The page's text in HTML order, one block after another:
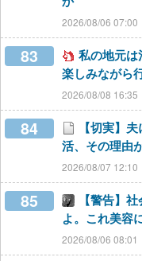
2026/08/06 07:00
83
私の地元
楽しみながら
2026/08/08 16:35
84
【切実】
活、その理由
2026/08/07 12:10
85
【警告】
よ。これ美
2026/08/06 08:01